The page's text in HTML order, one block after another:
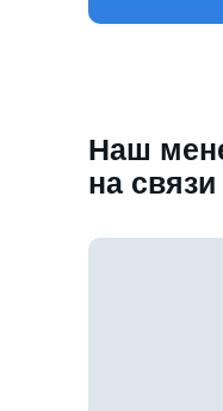
Наш
на связи